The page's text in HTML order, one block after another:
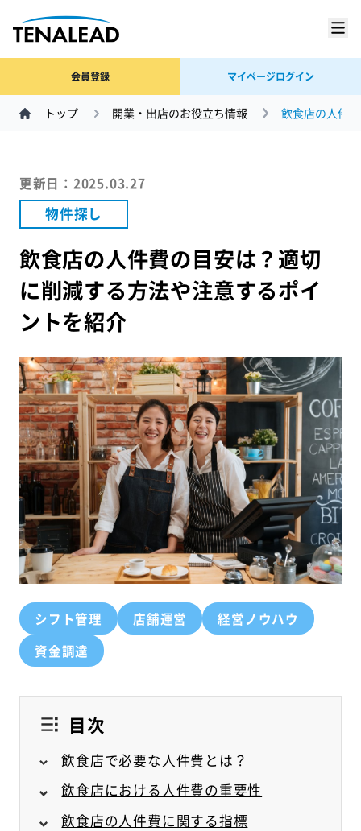
会員登録 マイページログイン
トップ 開業・出店のお役立ち情報 飲食店の人件
更新日：2025.03.27
物件探し
飲食店の人件費の目安は？適切
に削減する方法や注意するポイ
ントを紹介
シフト管理 店舗運営
経営ノウハウ
資金調達
目次
飲食店で必要な人件費とは？
飲食店における人件費の重要性
飲食店の人件費に関する指標